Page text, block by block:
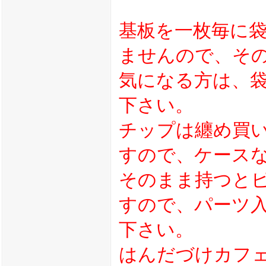
基板を一枚毎に
ませんので、そ
気になる方は、
下さい。
チップは纏め買
すので、ケース
そのまま持つと
すので、パーツ
下さい。
はんだづけカフ